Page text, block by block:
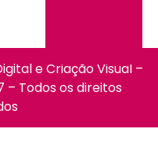
e Criação Visual –
– Todos os direitos